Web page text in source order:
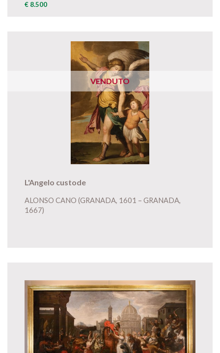
€ 8.500
VENDUTO
L'Angelo custode
ALONSO CANO (GRANADA, 1601 – GRANADA,
1667)